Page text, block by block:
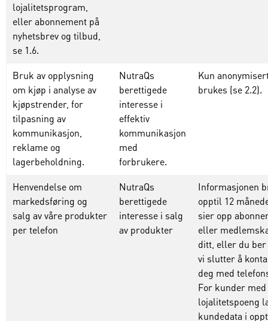
lojalitetsprogram,
eller abonnement på
nyhetsbrev og tilbud,
se 1.6.
Bruk av opplysning
om kjøp i analyse av
kjøpstrender, for
tilpasning av
kommunikasjon,
reklame og
lagerbeholdning.
NutraQs
berettigede
interesse i
effektiv
kommunikasjon
med
forbrukere.
Kun
brukes (se 2.2).
Henvendelse om
markedsføring og
salg av våre produkter
per telefon
NutraQs
berettigede
interesse i salg
av produkter
Informasjonen
opptil 12
sier opp
eller
ditt eller du
vi slutterå
deg med
For kunder med
lojalitetspoeng
kundedata i